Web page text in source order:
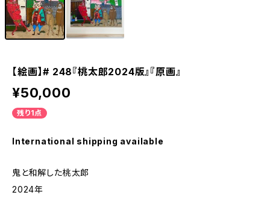
【絵画】# 248『桃太郎2024版』『原画』
¥50,000
残り1点
International shipping available
鬼と和解した桃太郎
2024年